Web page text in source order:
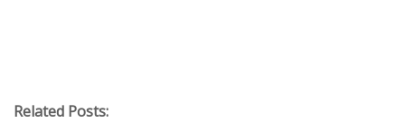
Related Posts: